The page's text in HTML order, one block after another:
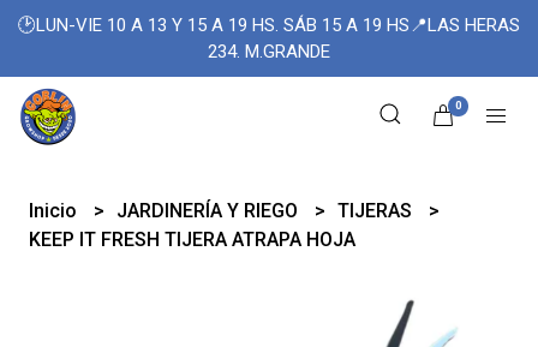
🕑LUN-VIE 10 A 13 Y 15 A 19 HS. SÁB 15 A 19 HS📍LAS HERAS
234. M.GRANDE
0
Inicio JARDINERÍA Y RIEGO
TIJERAS
KEEP IT FRESH TIJERA ATRAPA HOJA